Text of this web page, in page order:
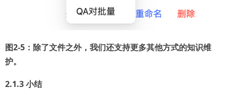
图2-5：除了文件之外，我们还支持更多其他方式的知识维
护。
2.1.3 小结